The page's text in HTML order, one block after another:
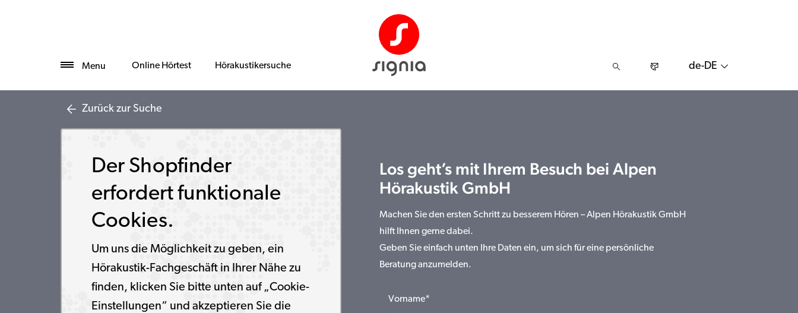
Menu Online Hörtest Hörakustikersuche de-DE
Zurück zur Suche
Der Shopfinder
erfordert funktionale
Cookies.
Um uns die Möglichkeit zu geben, ein
Hörakustik-Fachgeschäft in Ihrer Nähe zu
finden, klicken Sie bitte unten auf „Cookie-
Einstellungen“ und akzeptieren Sie die
Los geht’s mit Ihrem Besuch bei Alpen
Hörakustik GmbH
Machen Sie den ersten Schritt zu besserem Hören – Alpen Hörakustik GmbH
hilft Ihnen gerne dabei.
Geben Sie einfach unten Ihre Daten ein, um sich für eine persönliche
Beratung anzumelden.
Vorname*